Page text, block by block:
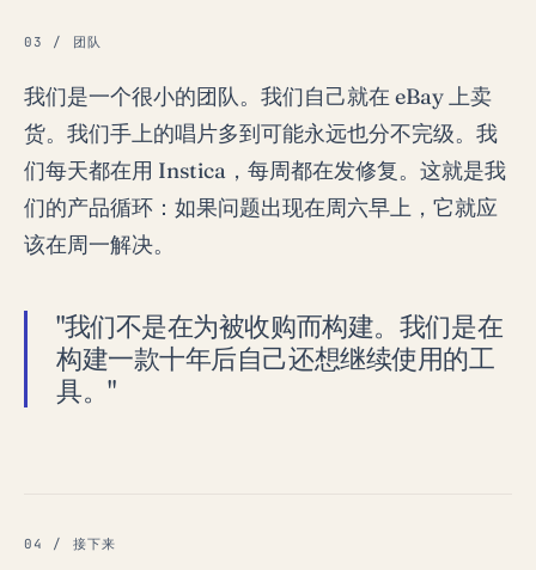
03 / 团队
我们是一个很小的团队。我们自己就在 eBay 上卖
货。我们手上的唱片多到可能永远也分不完级。我
们每天都在用 Instica，每周都在发修复。这就是我
们的产品循环：如果问题出现在周六早上，它就应
该在周一解决。
"我们不是在为被收购而构建。我们是在
构建一款十年后自己还想继续使用的工
具。"
04 / 接下来